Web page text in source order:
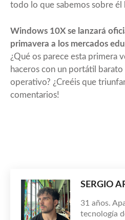
todo lo que sabemos sobre él
Windows 10X se lanzará
primavera a los mercados
¿Qué os parece esta primera
haceros con un portátil
operativo? ¿Creéis que
comentarios!
SERGIO
31 años.
tecnología